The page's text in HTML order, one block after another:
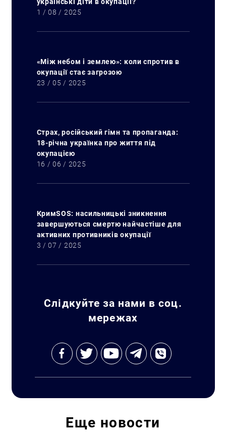
Искать:
1 / 08 / 2025
«Між небом і землею»: коли спротив в
окупації стає загрозою
23 / 05 / 2025
Страх, російський гімн та пропаганда:
18-річна українка про життя під
окупацією
16 / 06 / 2025
КримSOS: насильницькі зникнення
завершуються смертю найчастіше для
активних противників окупації
3 / 07 / 2025
Слідкуйте за нами в соц.
мережах
Еще новости